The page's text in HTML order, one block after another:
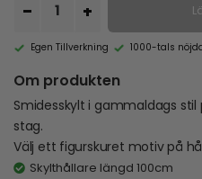
Egen Tillverkning 1000-tals
Om produkten
Smidesskylt i gammaldags
stag.
Välj ett figurskuret motiv på
Skylthållare längd 100cm